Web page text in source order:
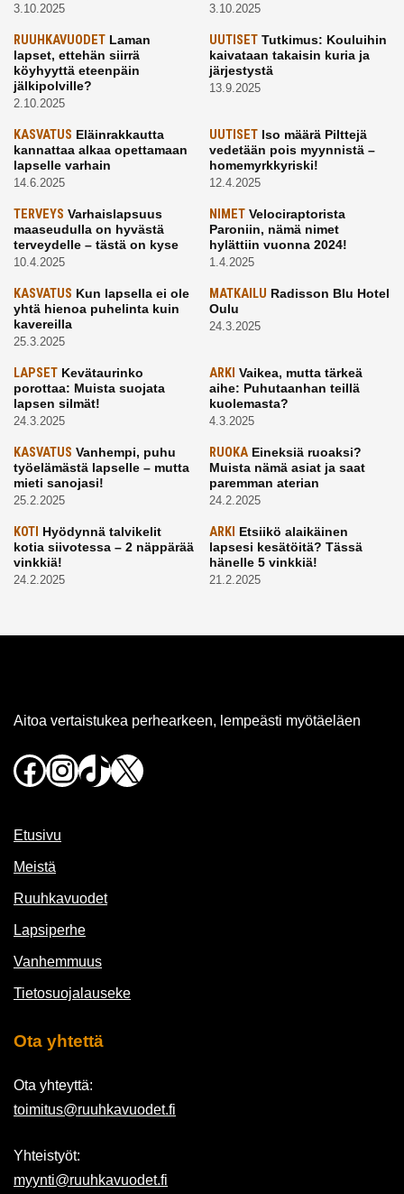
3.10.2025 3.10.2025
RUUHKAVUODET Laman
lapset, ettehän siirrä
köyhyyttä eteenpäin
jälkipolville?
2.10.2025
UUTISETTutkimus: Kouluihin
kaivataan takaisin kuria ja
järjestystä
13.9.2025
KASVATUS Eläinrakkautta
kannattaa alkaa opettamaan
lapselle varhain
14.6.2025
UUTISETIso määrä Pilttejä
vedetään pois myynnistä –
homemyrkkyriski!
12.4.2025
TERVEYS Varhaislapsuus
maaseudulla on hyvästä
terveydelle – tästä on kyse
10.4.2025
NIMETVelociraptorista
Paroniin, nämä nimet
hylättiin vuonna 2024!
1.4.2025
KASVATUS Kun lapsella ei ole
yhtä hienoa puhelinta kuin
kavereilla
25.3.2025
MATKAILU Radisson Blu Hotel
Oulu
24.3.2025
LAPSET Kevätaurinko
porottaa: Muista suojata
lapsen silmät!
24.3.2025
ARKI Vaikea, mutta tärkeä
aihe: Puhutaanhan teillä
kuolemasta?
4.3.2025
KASVATUS Vanhempi, puhu
työelämästä lapselle – mutta
mieti sanojasi!
25.2.2025
RUOKAEineksiä ruoaksi?
Muista nämä asiat ja saat
paremman aterian
24.2.2025
KOTI Hyödynnä talvikelit
kotia siivotessa – 2 näppärää
vinkkiä!
24.2.2025
ARKI Etsiikö alaikäinen
lapsesi kesätöitä? Tässä
hänelle 5 vinkkiä!
21.2.2025
Aitoa vertaistukea perhearkeen, lempeästi myötäeläen
Facebook
Instagram
TikTok
X
Etusivu
Meistä
Ruuhkavuodet
Lapsiperhe
Vanhemmuus
Tietosuojalauseke
Ota yhtettä
Ota yhteyttä:
toimitus@ruuhkavuodet.fi
Yhteistyöt:
myynti@ruuhkavuodet.fi